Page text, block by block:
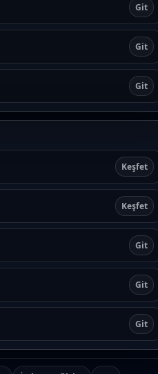
Git
Git
Git
Keşfet
Keşfet
Git
Git
Git